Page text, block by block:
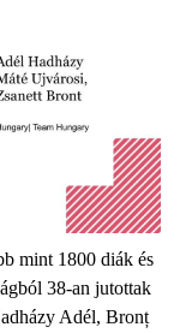
mint 1800 diák és
38-an jutottak
Adél, Bronț